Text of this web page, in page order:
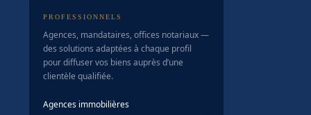
PROFESSIONNELS
Agences, mandataires, offices notariaux —
des solutions adaptées à chaque profil
pour diffuser vos biens auprès d’une
clientèle qualifiée.
Agences immobilières